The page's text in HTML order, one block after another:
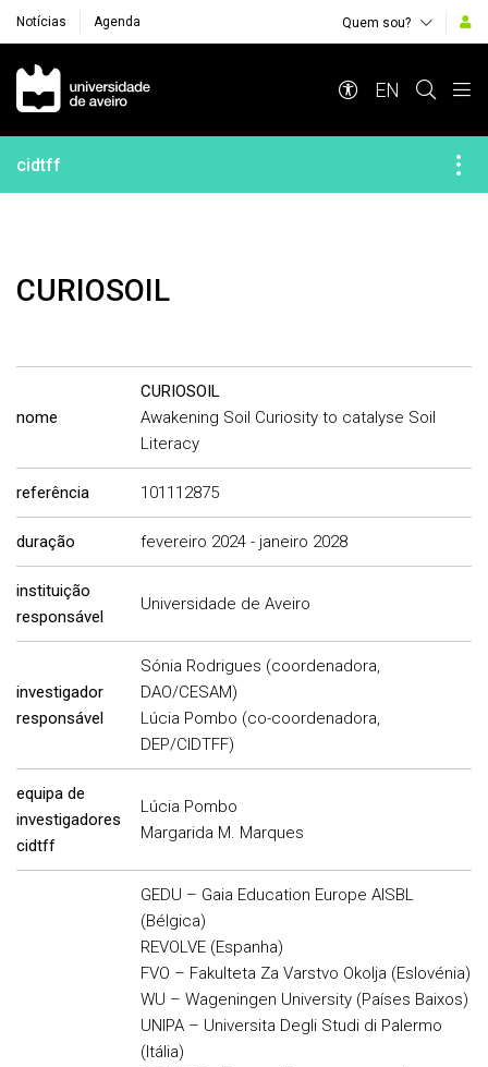
Notícias Agenda Quem sou?
Navegação Principal
EN
cidtff
CURIOSOIL
nome
CURIOSOIL
Awakening Soil Curiosity to catalyse Soil
Literacy
referência 101112875
duração fevereiro 2024 - janeiro 2028
instituição
responsável
Universidade de Aveiro
investigador
responsável
Sónia Rodrigues (coordenadora,
DAO/CESAM)
Lúcia Pombo (co-coordenadora,
DEP/CIDTFF)
equipa de
investigadores
cidtff
Lúcia Pombo
Margarida M. Marques
GEDU – Gaia Education Europe AISBL
(Bélgica)
REVOLVE (Espanha)
FVO – Fakulteta Za Varstvo Okolja (Eslovénia)
WU – Wageningen University (Países Baixos)
UNIPA – Universita Degli Studi di Palermo
(Itália)